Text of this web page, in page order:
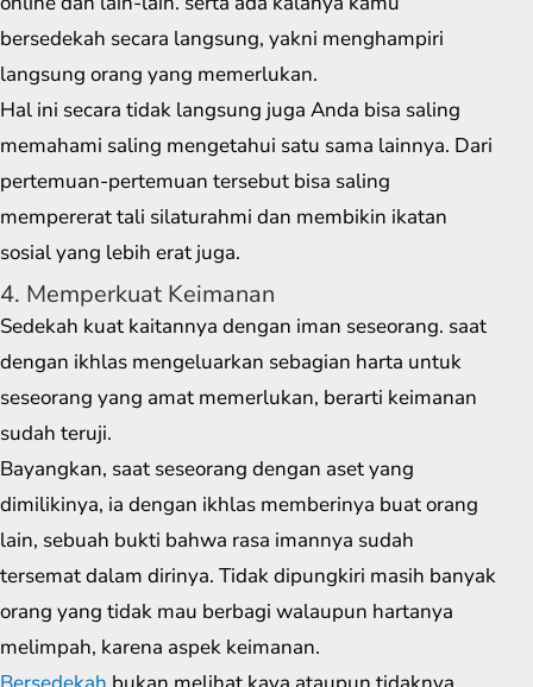
bersedekah secara langsung, yakni menghampiri
langsung orang yang memerlukan.
Hal ini secara tidak langsung juga Anda bisa saling
memahami saling mengetahui satu sama lainnya. Dari
pertemuan-pertemuan tersebut bisa saling
mempererat tali silaturahmi dan membikin ikatan
sosial yang lebih erat juga.
4. Memperkuat Keimanan
Sedekah kuat kaitannya dengan iman seseorang. saat
dengan ikhlas mengeluarkan sebagian harta untuk
seseorang yang amat memerlukan, berarti keimanan
sudah teruji.
Bayangkan, saat seseorang dengan aset yang
dimilikinya, ia dengan ikhlas memberinya buat orang
lain, sebuah bukti bahwa rasa imannya sudah
tersemat dalam dirinya. Tidak dipungkiri masih banyak
orang yang tidak mau berbagi walaupun hartanya
melimpah, karena aspek keimanan.